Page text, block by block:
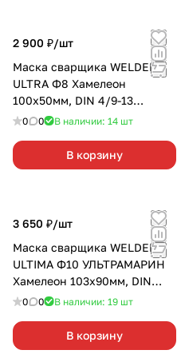
2 900 ₽/шт
Маска сварщика WELDER
ULTRA Ф8 Хамелеон
100x50мм, DIN 4/9-13
ЖЕЛТАЯ
0 0 В наличии: 14 шт
В корзину
3 650 ₽/шт
Маска сварщика WELDER
ULTIMA Ф10 УЛЬТРАМАРИН
Хамелеон 103x90мм, DIN
4/5-8/9-13
0 0 В наличии: 19 шт
В корзину